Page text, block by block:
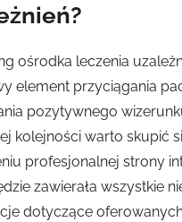
ośrodka leczenia
element przyciągania
pozytywnego
kolejności warto skupić
profesjonalnej strony
zawierała wszystkie
dotyczące